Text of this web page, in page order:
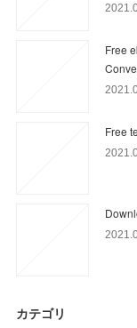
Free
Free
カテゴリ